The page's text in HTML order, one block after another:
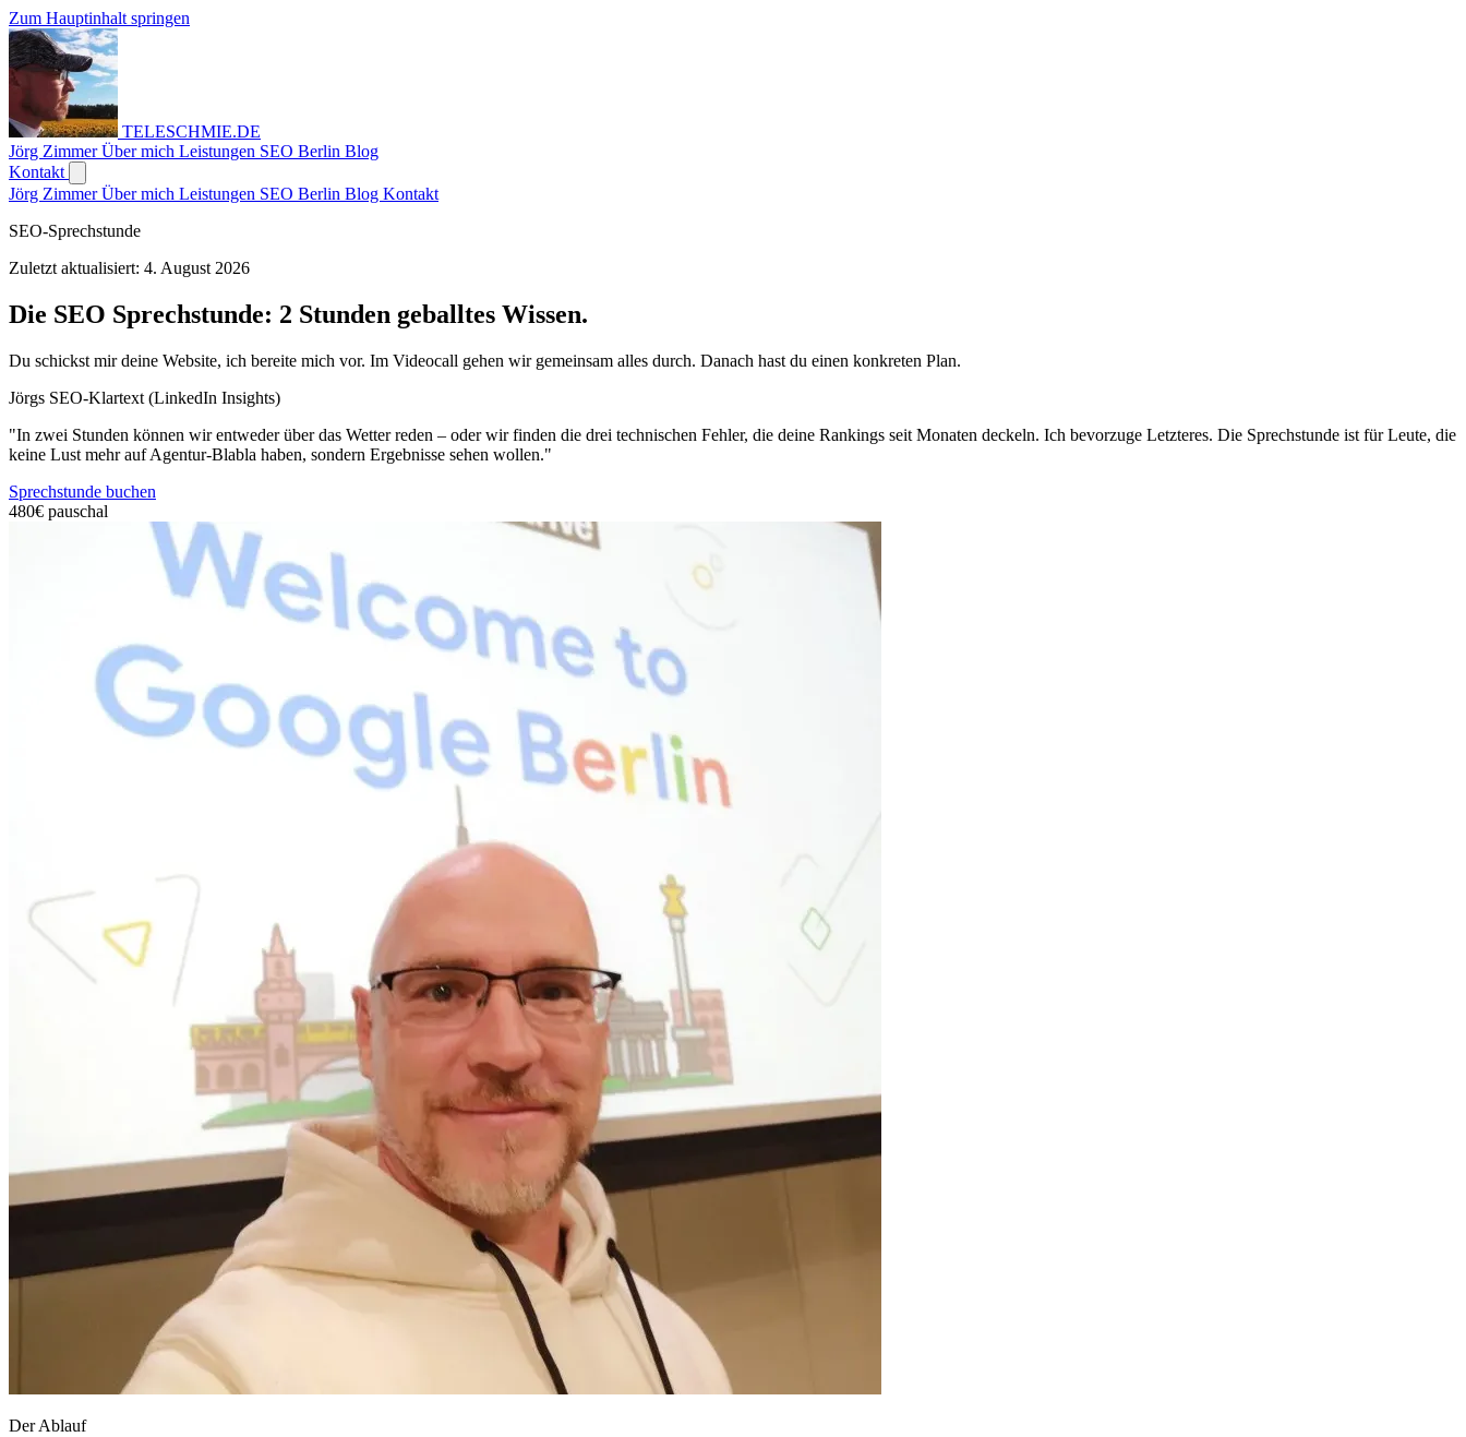
Zum Hauptinhalt springen
TELESCHMIE.DE
Jörg ZimmerÜber mich Leistungen SEO Berlin Blog
Kontakt
Jörg ZimmerÜber mich Leistungen SEO Berlin Blog Kontakt
SEO-Sprechstunde
Zuletzt aktualisiert: 4. August 2026
Die SEO Sprechstunde: 2 Stunden geballtes Wissen.
Du schickst mir deine Website, ich bereite mich vor. Im Videocall gehen wir gemeinsam alles durch. Danach hast du einen konkreten Plan.
Jörgs SEO-Klartext (LinkedIn Insights)
"In zwei Stunden können wir entweder über das Wetter reden – oder wir finden die drei technischen Fehler, die deine Rankings seit Monaten deckeln. Ich bevorzuge Letzteres. Die Sprechstunde ist für Leute, die
keine Lust mehr auf Agentur-Blabla haben, sondern Ergebnisse sehen wollen."
Sprechstunde buchen
480€ pauschal
Der Ablauf